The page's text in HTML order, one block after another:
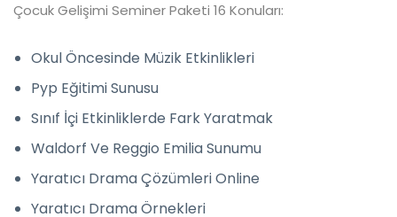
Çocuk Gelişimi Seminer Paketi 16 Konuları:
Okul Öncesinde Müzik Etkinlikleri
Pyp Eğitimi Sunusu
Sınıf İçi Etkinliklerde Fark Yaratmak
Waldorf Ve Reggio Emilia Sunumu
Yaratıcı Drama Çözümleri Online
Yaratıcı Drama Örnekleri